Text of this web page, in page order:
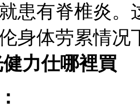
患有脊椎炎。
身体劳累情
力仕哪裡買